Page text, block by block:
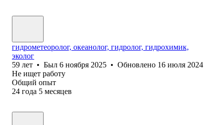
гидрометеоролог, океанолог, гидролог, гидрохимик,
эколог
59 лет • Был 6 ноября 2025 • Обновлено 16 июля 2024
Не ищет работу
Общий опыт
24 года 5 месяцев